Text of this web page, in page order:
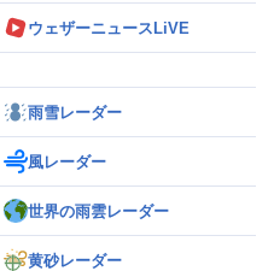
ウェザーニュースLiVE
雨雪レーダー
風レーダー
世界の雨雲レーダー
黄砂レーダー